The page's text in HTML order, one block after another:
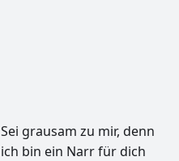
Sei grausam zu mir, denn
ich bin ein Narrfürdich